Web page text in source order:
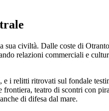
sua civiltà. Dalle coste di
relazioni commerciali e
i relitti ritrovati sul fondale
frontiera, teatro di scontri con
di difesa dal mare.